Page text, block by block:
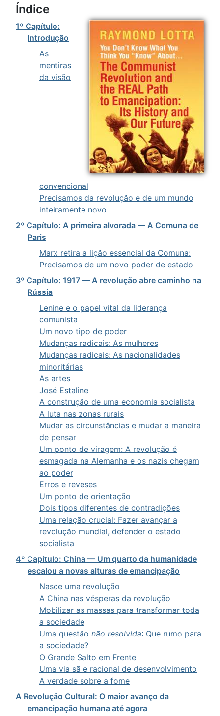
Índice
1º Capítulo:
Introdução
As
mentiras
da visão
convencional
Precisamos da revolução e de um mundo
inteiramente novo
2º Capítulo: A primeira alvorada — A Comuna de
Paris
Marx retira a lição essencial da Comuna:
Precisamos de um novo poder de estado
3º Capítulo: 1917 — A revolução abre caminho na
Rússia
Lenine e o papel vital da liderança
comunista
Um novo tipo de poder
Mudanças radicais: As mulheres
Mudanças radicais: As nacionalidades
minoritárias
As artes
José Estaline
A construção de uma economia socialista
A luta nas zonas rurais
Mudar as circunstâncias e mudar a maneira
de pensar
Um ponto de viragem: A revolução é
esmagada na Alemanha e os nazis chegam
ao poder
Erros e reveses
Um ponto de orientação
Dois tipos diferentes de contradições
Uma relação crucial: Fazer avançar a
revolução mundial, defender o estado
socialista
4º Capítulo: China — Um quarto da humanidade
escalou a novas alturas de emancipação
Nasce uma revolução
A China nas vésperas da revolução
Mobilizar as massas para transformar toda
a sociedade
Uma questão não resolvida: Que rumo para
a sociedade?
O Grande Salto em Frente
Uma via sã e racional de desenvolvimento
A verdade sobre a fome
A Revolução Cultural: O maior avanço da
emancipação humana até agora